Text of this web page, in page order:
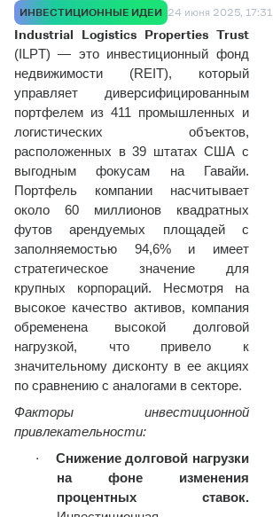
ИНВЕСТИЦИОННЫЕ ИДЕИ 24 июня 2025, 17:31
Industrial Logistics Properties Trust
( ILPT) — это инвестиционный фонд
недвижимости (REIT), который
управляет диверсифицированным
портфелем из 411 промышленных и
логистических объектов,
расположенных в 39 штатах США с
выгодным фокусам на Гавайи.
Портфель компании насчитывает
около 60 миллионов квадратных
футов арендуемых площадей с
заполняемостью 94,6% и имеет
стратегическое значение для
крупных корпораций. Несмотря на
высокое качество активов, компания
обременена высокой долговой
нагрузкой, что привело к
значительному дисконту в ее акциях
по сравнению с аналогами в секторе.
Факторы инвестиционной
привлекательности:
·
Снижение долговой нагрузки
на фоне изменения
процентных ставок.